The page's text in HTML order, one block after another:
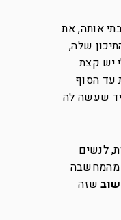
אותה, את
אחרי נשף סיום התיכון שלה,
יש קצת
עד הסוף
שעשה לה
לנשים
מהמחשבה
שזה